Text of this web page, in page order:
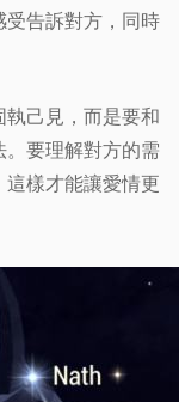
告訴對方，同時
己見，而是要和
要理解對方的需
樣才能讓愛情更